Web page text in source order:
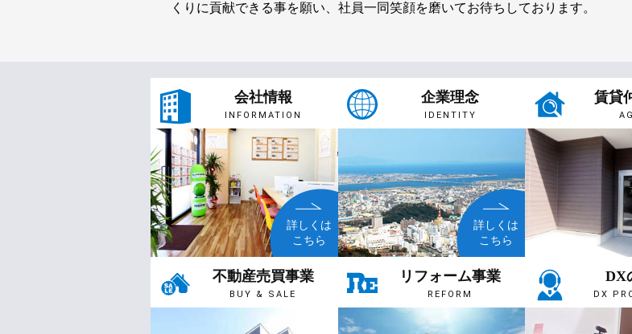
くりに貢献できる事を願い、社員一同笑顔を磨いてお待ちしております。
会社情報
INFORMATION
詳しくは
こちら
企業理念
IDENTITY
詳しくは
こちら
賃貸
不動産売買事業
BUY & SALE
リフォーム事業
REFORM
DX
DX